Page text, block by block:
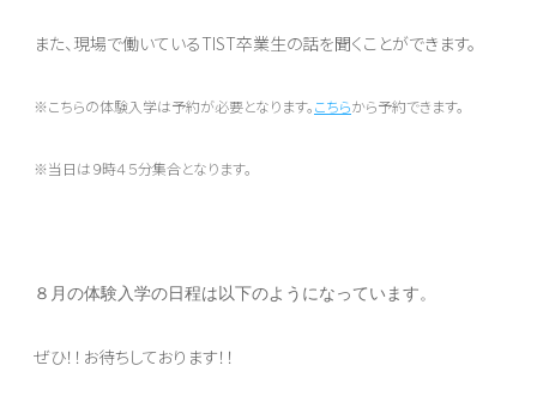
また、現場で働いているTIST卒業生の話を聞くことができます。
※こちらの体験入学は予約が必要となります。こちらから予約できます。
※当日は９時４５分集合となります。
８月の体験入学の日程は以下のようになっています。
ぜひ！！ お待ちしております！！